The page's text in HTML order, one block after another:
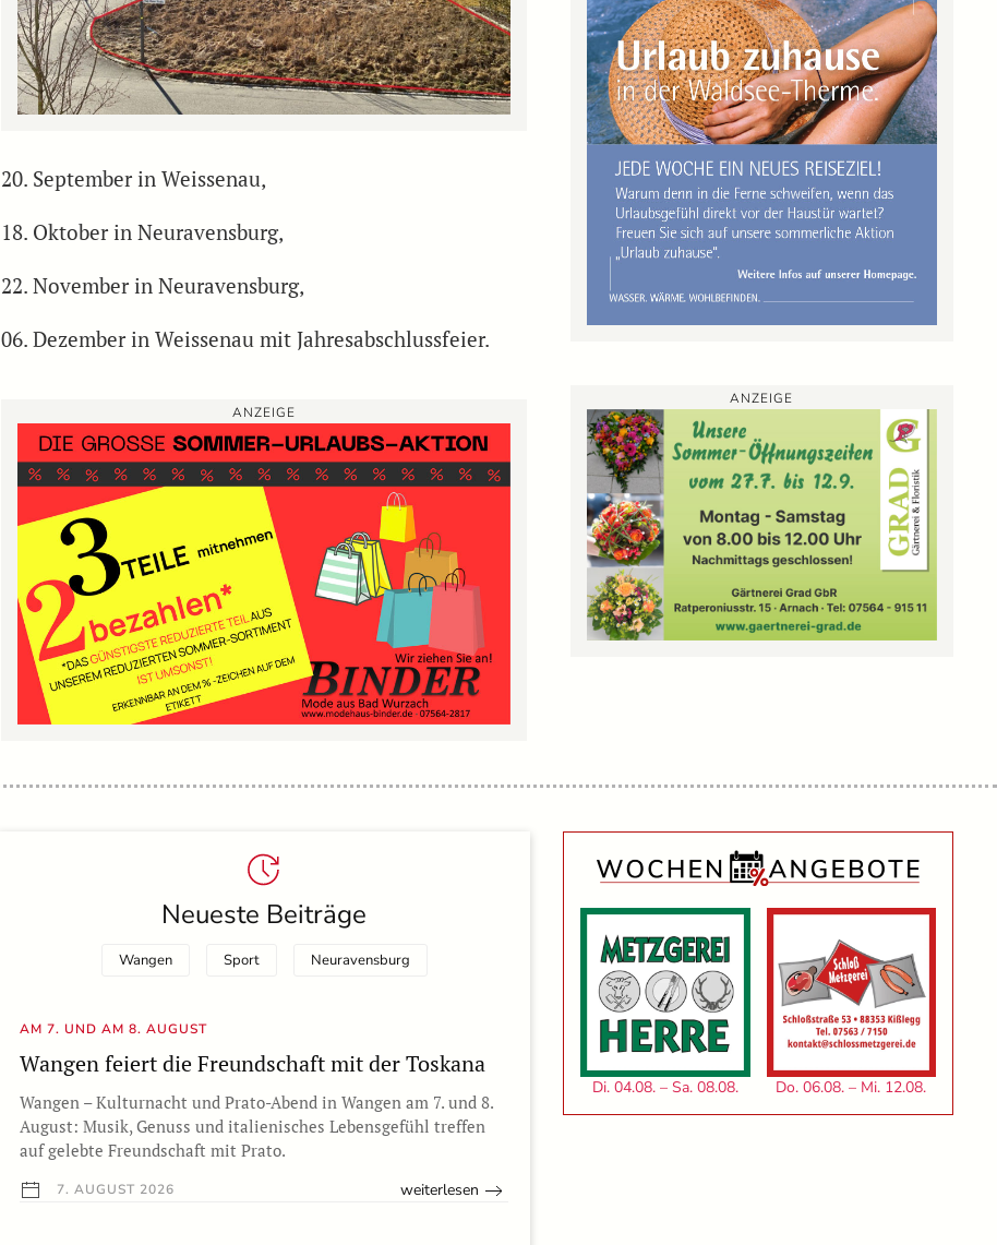
20. September in Weissenau,
18. Oktober in Neuravensburg,
22. November in Neuravensburg,
06. Dezember in Weissenau mit Jahresabschlussfeier.
ANZEIGE
ANZEIGE
Neueste Beiträge
Wangen Sport Neuravensburg
AM 7. UND AM 8. AUGUST
Wangen feiert die Freundschaft mit der Toskana
Wangen – Kulturnacht und Prato-Abend in Wangen am 7. und 8.
August: Musik, Genuss und italienisches Lebensgefühl treffen
auf gelebte Freundschaft mit Prato.
7. AUGUST 2026 weiterlesen
Di. 04.08. – Sa. 08.08. Do. 06.08. – Mi. 12.08.